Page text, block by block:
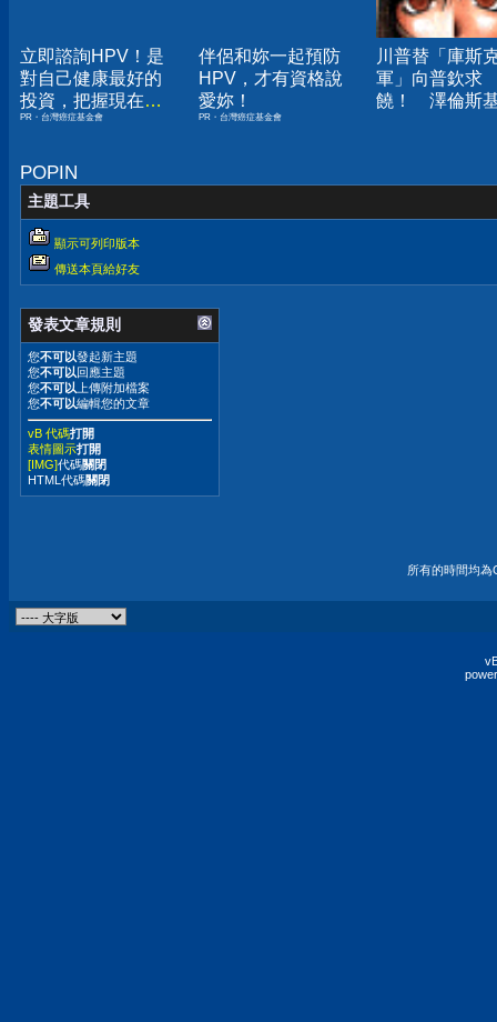
立即諮詢HPV！是
對自己健康最好的
投資，把握現在不
嫌晚！
PR・台灣癌症基金會
伴侶和妳一起預防
HPV，才有資格說
愛妳！
PR・台灣癌症基金會
川普替「庫斯
軍」向普欽求
饒！ 澤倫斯
POPIN
主題工具
顯示可列印版本
傳送本頁給好友
發表文章規則
您不可以發起新主題
您不可以 回應主題
您不可以 上傳附加檔案
您不可以編輯您的文章
vB 代碼打開
表情圖示打開
[IMG]代碼關閉
HTML代碼關閉
所有的時間均為